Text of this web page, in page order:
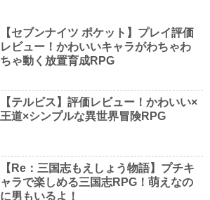
【セブンナイツ ポケット】プレイ評価
レビュー！かわいいキャラがわちゃわ
ちゃ動く放置育成RPG
【テルビス】評価レビュー！かわいい×
王道×シンプルな異世界冒険RPG
【Re：三国志もえしょう物語】プチキ
ャラで楽しめる三国志RPG！萌えなの
に男もいるよ！